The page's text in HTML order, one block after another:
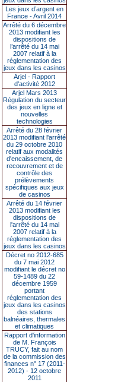
Les jeux d’argent en
France - Avril 2014
Arrêté du 6 décembre
2013 modifiant les
dispositions de
l’arrêté du 14 mai
2007 relatif à la
réglementation des
jeux dans les casinos
Arjel - Rapport
d'activité 2012
Arjel Mars 2013
Régulation du secteur
des jeux en ligne et
nouvelles
technologies
Arrêté du 28 février
2013 modifiant l'arrêté
du 29 octobre 2010
relatif aux modalités
d'encaissement, de
recouvrement et de
contrôle des
prélèvements
spécifiques aux jeux
de casinos
Arrêté du 14 février
2013 modifiant les
dispositions de
l'arrêté du 14 mai
2007 relatif à la
réglementation des
jeux dans les casinos
Décret no 2012-685
du 7 mai 2012
modifiant le décret no
59-1489 du 22
décembre 1959
portant
réglementation des
jeux dans les casinos
des stations
balnéaires, thermales
et climatiques
Rapport d'information
de M. François
TRUCY, fait au nom
de la commission des
finances n° 17 (2011-
2012) - 12 octobre
2011